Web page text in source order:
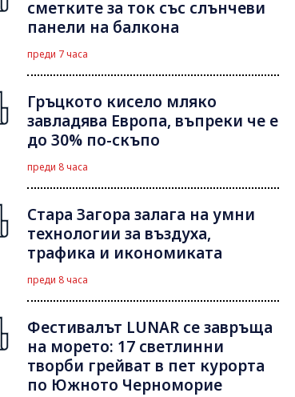
сметките за ток със слънчеви
панели на балкона
преди 7 часа
Гръцкото кисело мляко
завладява Европа, въпреки че е
до 30% по-скъпо
преди 8 часа
Стара Загора залага на умни
технологии за въздуха,
трафика и икономиката
преди 8 часа
Фестивалът LUNAR се завръща
на морето: 17 светлинни
творби грейват в пет курорта
по Южното Черноморие